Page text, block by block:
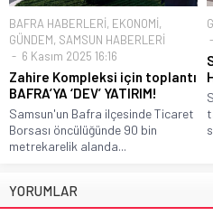
BAFRA HABERLERİ, EKONOMİ,
GÜNDEM, SAMSUN HABERLERİ
6 Kasım 2025 16:16
Zahire Kompleksi için toplantı
BAFRA’YA ‘DEV’ YATIRIM!
Samsun'un Bafra ilçesinde Ticaret
Borsası öncülüğünde 90 bin
metrekarelik alanda...
YORUMLAR